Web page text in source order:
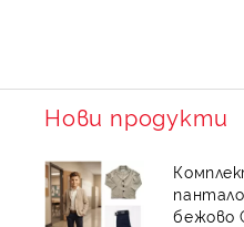
Нови продукти
бежово